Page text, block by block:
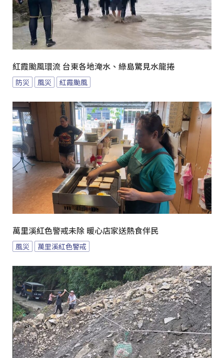
紅霞颱風環流 台東各地淹水、綠島驚見水龍捲
防災 風災 紅霞颱風
萬里溪紅色警戒未除 暖心店家送熱食伴民
風災 萬里溪紅色警戒